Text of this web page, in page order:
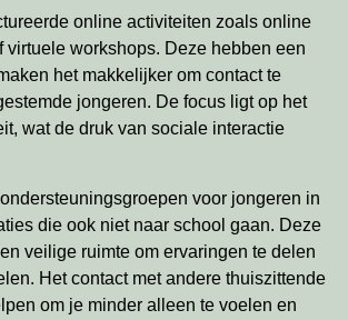
online activiteiten zoals online
virtuele workshops. Deze hebben een
het makkelijker om contact te
jongeren. De focus ligt op het
wat de druk van sociale interactie
voor jongeren in
die ook niet naar school gaan. Deze
veilige ruimte om ervaringen te delen
Het contact met andere thuiszittende
om je minder alleen te voelen en